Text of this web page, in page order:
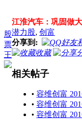
股
票
王
江淮汽车：巩固做
潜力股, 创富
分享到:
收藏
相关帖子
• 容维创富
• 容维创富
• 容维创富